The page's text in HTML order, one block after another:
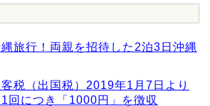
旅行！両親を招待した2泊3日沖縄
税（出国税）2019年1月7日より
回につき「1000円」を徴収